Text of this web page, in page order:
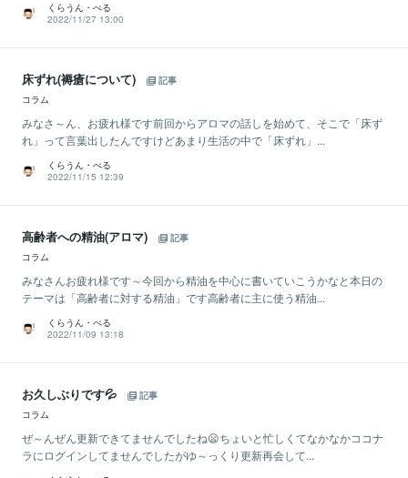
くらうん・べる
2022/11/27 13:00
床ずれ(褥瘡について)
記事
コラム
みなさ～ん、お疲れ様です前回からアロマの話しを始めて、そこで「床ず
れ」って言葉出したんですけどあまり生活の中で「床ずれ」...
くらうん・べる
2022/11/15 12:39
高齢者への精油(アロマ)
記事
コラム
みなさんお疲れ様です～今回から精油を中心に書いていこうかなと本日の
テーマは「高齢者に対する精油」です高齢者に主に使う精油...
くらうん・べる
2022/11/09 13:18
お久しぶりです💦
記事
コラム
ぜ～んぜん更新できてませんでしたね😦ちょいと忙しくてなかなかココナ
ラにログインしてませんでしたがゆ～っくり更新再会して...